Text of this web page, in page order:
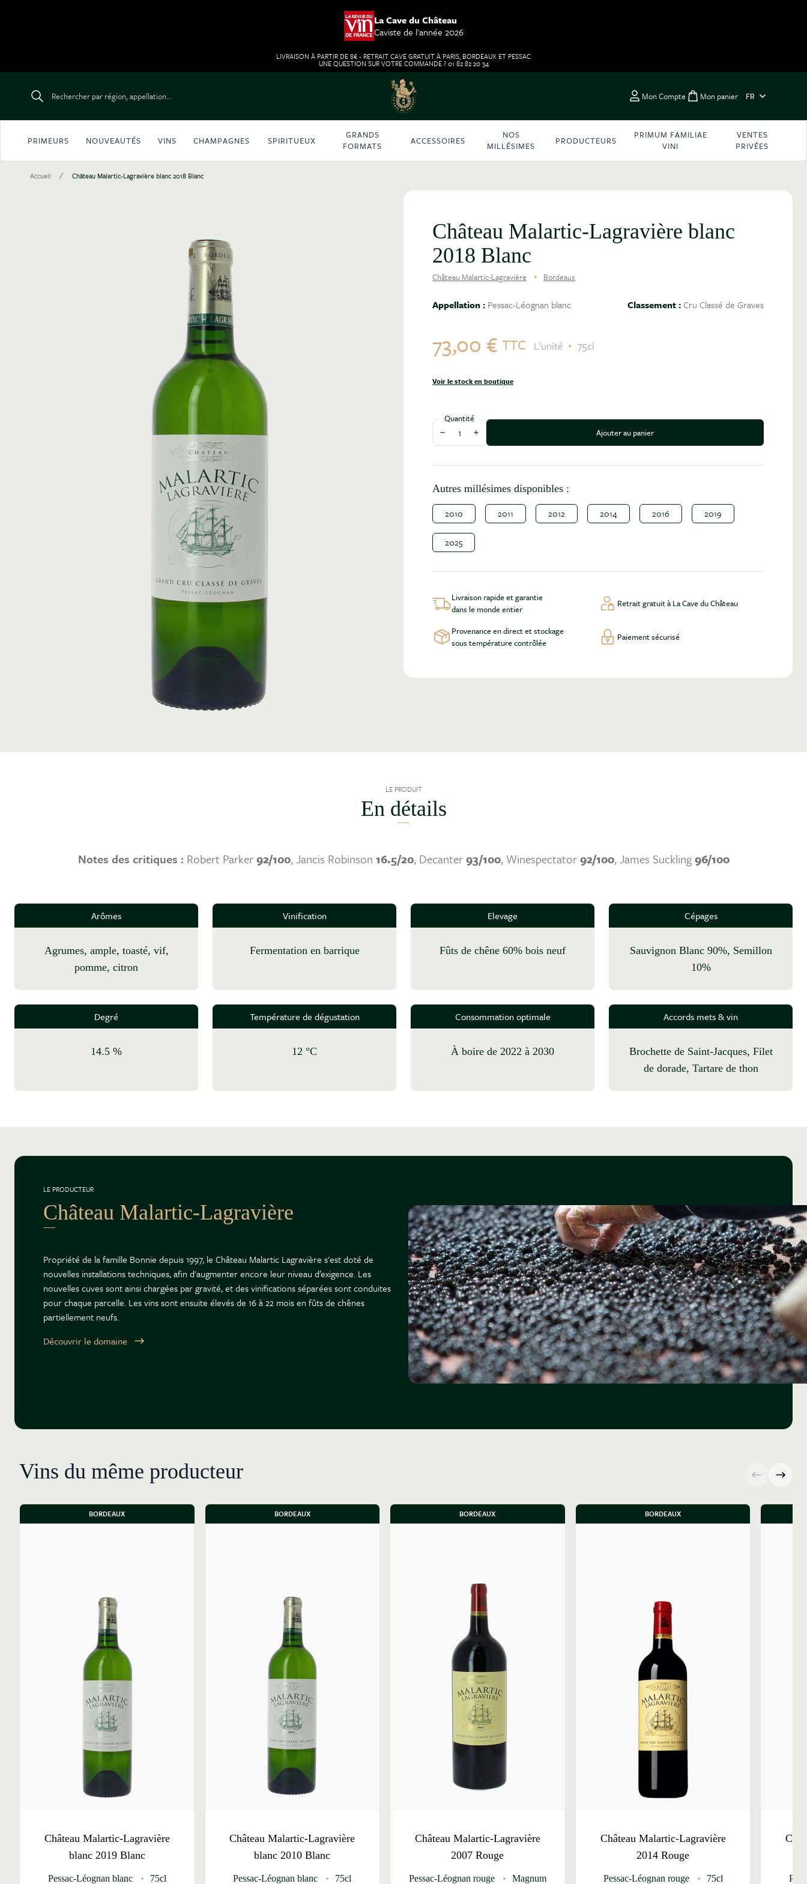
La Cave du Château
Caviste de l'année 2026
LIVRAISON À PARTIR DE 8€ - RETRAIT CAVE GRATUIT À PARIS, BORDEAUX ET PESSAC
UNE QUESTION SUR VOTRE COMMANDE ? 01 82 82 20 34
Rechercher par région, appellation... Mon Compte Toggle minicart,
Mon panier FR
PRIMEURS NOUVEAUTÉS VINS CHAMPAGNES SPIRITUEUX
GRANDS
FORMATS
ACCESSOIRES
NOS
MILLÉSIMES
PRODUCTEURS
PRIMUM FAMILIAE
VINI
VENTES
PRIVÉES
Accueil / Château Malartic-Lagravière blanc 2018 Blanc
Château Malartic-Lagravière blanc
2018 Blanc
Château Malartic-Lagravière Bordeaux
Appellation : Pessac-Léognan blanc Classement :Cru Classé de Graves
73,00 € TTC L'unité 75cl
Voir le stock en boutique
Quantité
Diminuer la quantité
Augmenter la quantité Ajouter au panier
Autres millésimes disponibles :
2010 2011 2012 2014 2016 2019
2025
Livraison rapide et garantie
dans le monde entier
Retrait gratuit à La Cave du Château
Provenance en direct et stockage
sous température contrôlée
Paiement sécurisé
LE PRODUIT
En détails
Notes des critiques : Robert Parker92/100, Jancis Robinson 16.5/20, Decanter93/100, Winespectator92/100, James Suckling96/100
Arômes
agrumes, ample, toasté, vif,
pomme, citron
Vinification
fermentation en barrique
Elevage
fûts de chêne 60% bois neuf
Cépages
Sauvignon Blanc 90%, Semillon
10%
Degré
14.5 %
Température de dégustation
12 °C
Consommation optimale
à boire de 2022 à 2030
Accords mets & vin
Brochette de Saint-Jacques, Filet
de dorade, Tartare de thon
LE PRODUCTEUR
Château Malartic-Lagravière
Propriété de la famille Bonnie depuis 1997, le Château Malartic Lagravière s'est doté de
nouvelles installations techniques, afin d'augmenter encore leur niveau d’exigence. Les
nouvelles cuves sont ainsi chargées par gravité, et des vinifications séparées sont conduites
pour chaque parcelle. Les vins sont ensuite élevés de 16 à 22 mois en fûts de chênes
partiellement neufs.
Découvrir le domaine
Vins du même producteur
BORDEAUX
Château Malartic-Lagravière
blanc 2019 Blanc
Pessac-Léognan blanc 75cl
BORDEAUX
Château Malartic-Lagravière
blanc 2010 Blanc
Pessac-Léognan blanc 75cl
BORDEAUX
Château Malartic-Lagravière
2007 Rouge
Pessac-Léognan rouge Magnum
BORDEAUX
Château Malartic-Lagravière
2014 Rouge
Pessac-Léognan rouge 75cl